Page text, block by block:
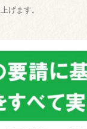
げます。